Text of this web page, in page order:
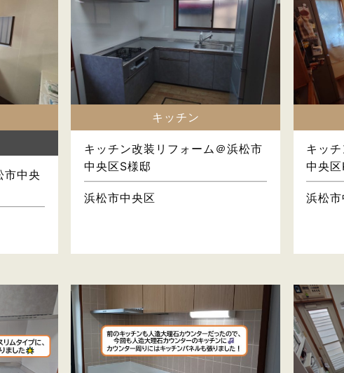
市中央
キッチン
キッチン改装リフォーム＠浜松市
中央区S様邸
浜松市中央区
キッ
中央区
浜松